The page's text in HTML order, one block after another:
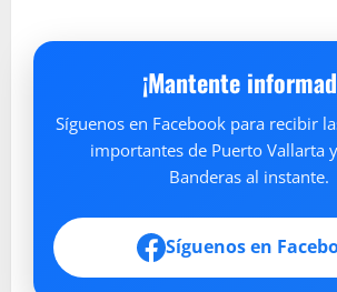
¡Mantente
Síguenos en Facebook para recibir
importantes de Puerto Vallarta
Banderas al instante.
Síguenos en